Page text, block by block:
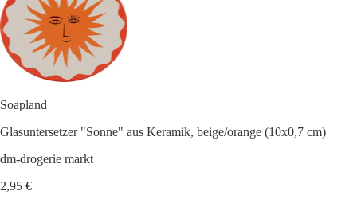
Soapland
Glasuntersetzer "Sonne" aus Keramik, beige/orange (10x0,7 cm)
dm-drogerie markt
2,95 €